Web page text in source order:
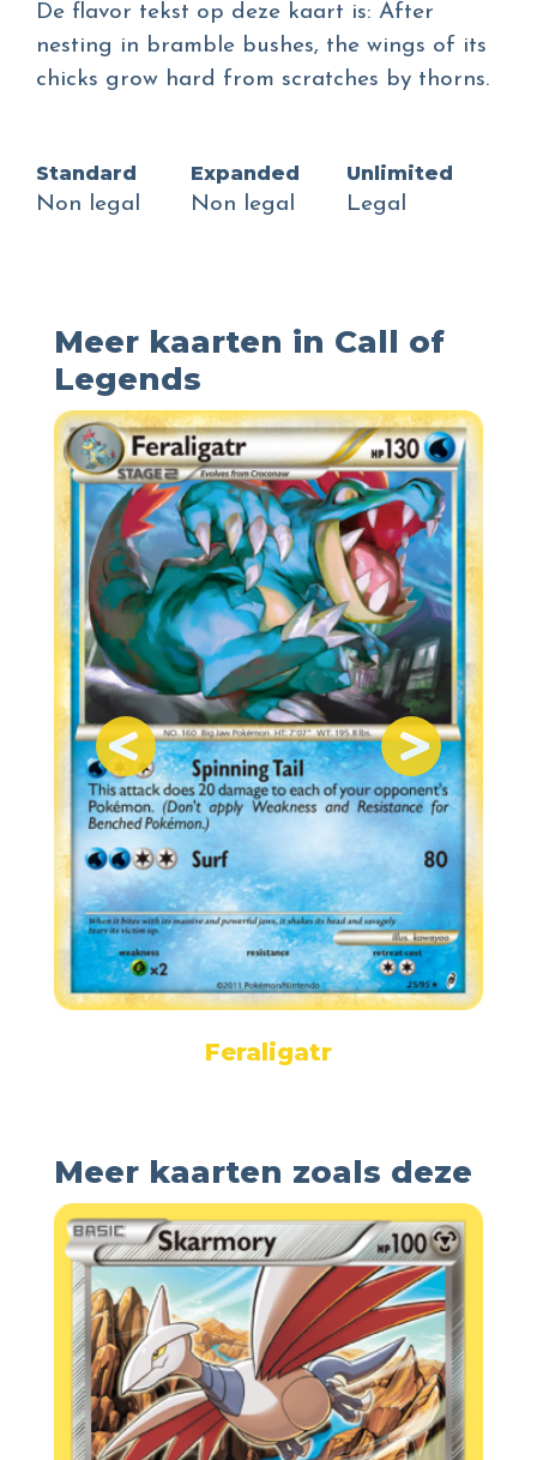
De flavor tekst op deze kaart is: After
nesting in bramble bushes, the wings of its
chicks grow hard from scratches by thorns.
Standard
Non legal
Expanded
Non legal
Unlimited
Legal
Meer kaarten in Call of
Legends
Feraligatr
Meer kaarten zoals deze